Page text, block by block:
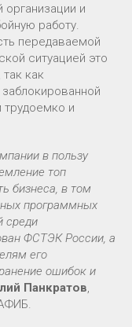
и
работу.
передаваемой
ситуацией это
как
и
в пользу
топ
бизнеса, в том
программных
среди
ФСТЭК России, а
его
ошибок и
Панкратов,